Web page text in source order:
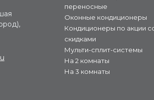
переносные
Оконные кондиционеры
Кондиционеры по акции
скидками
Мульти-сплит-системы
На 2 комнаты
На 3 комнаты